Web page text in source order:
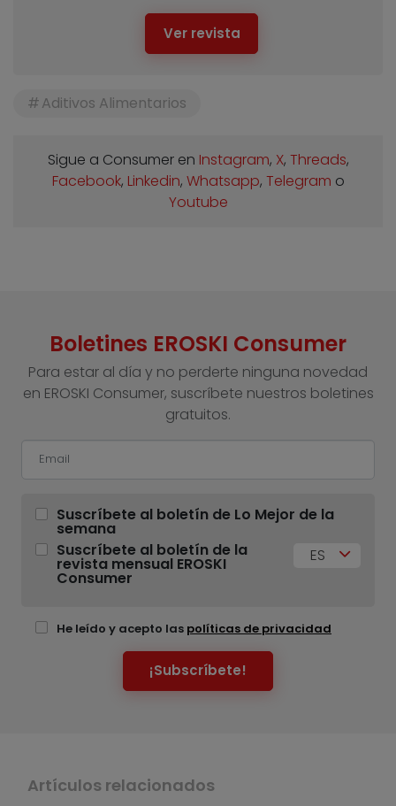
Ver revista
Aditivos Alimentarios
Sigue a Consumer en Instagram, X, Threads,
Facebook, Linkedin, Whatsapp, Telegram o
Youtube
Boletines EROSKI Consumer
Para estar al día y no perderte ninguna novedad
en EROSKI Consumer, suscríbete nuestros boletines
gratuitos.
Suscríbete al boletín de Lo Mejor de la
semana
Suscríbete al boletín de la
revista mensual EROSKI
Consumer
ES
He leído y acepto las políticas de privacidad
¡Subscríbete!
Artículos relacionados